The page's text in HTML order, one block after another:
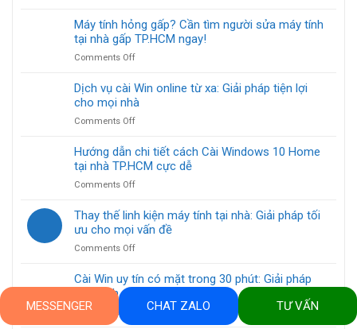
Máy
Tính
Giải
Pháp
Nhanh
Gamer
Máy tính hỏng gấp? Cần tìm người sửa máy tính
tại nhà gấp TP.HCM ngay!
Comments Offon
tính
hỏng
người
sửa
máy
nhà
gấp
TP.HCM
Dịch vụ cài Win online từ xa: Giải pháp tiện lợi
cho mọi nhà
Comments Offon
vụ
cài
xa:
Giải
pháp
cho
nhà
Hướng dẫn chi tiết cách Cài Windows 10 Home
tại nhà TP.HCM cực dễ
Comments Offon
dẫn
chi
Windows
Home
Thay thế linh kiện máy tính tại nhà: Giải pháp tối
ưu cho mọi vấn đề
Comments Offon
thế
linh
kiện
Cài Win uy tín có mặt trong 30 phút: Giải pháp
máy tính siêu tốc!
Comments Off
Cài
MESSENGER CHAT ZALO TƯ VẤN